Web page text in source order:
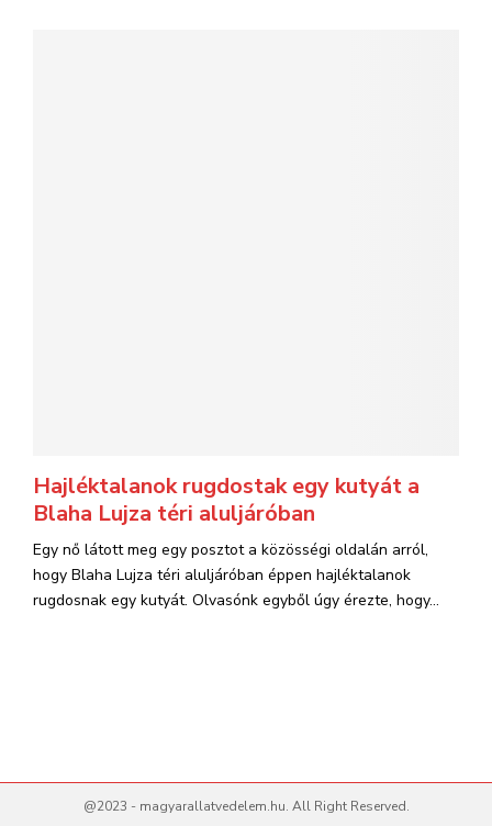
Hajléktalanok rugdostak egy kutyát a
Blaha Lujza téri aluljáróban
Egy nő látott meg egy posztot a közösségi oldalán arról,
hogy Blaha Lujza téri aluljáróban éppen hajléktalanok
rugdosnak egy kutyát. Olvasónk egyből úgy érezte, hogy...
@2023 - magyarallatvedelem.hu. All Right Reserved.